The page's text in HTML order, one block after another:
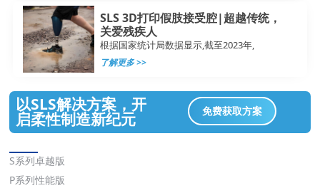
SLS 3D打印假肢接受腔|超越传统，
关爱残疾人
根据国家统计局数据显示,截至2023年,
了解更多 >>
以SLS解决方案，开
启柔性制造新纪元 免费获取方案
S系列卓越版
P系列性能版